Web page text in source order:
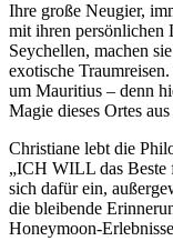
Ihre große Neugier,
mit ihren persönlichen
Seychellen, machen
exotische
um Mauritius – denn
Magie dieses Ortes
Christiane lebt die
„ICH WILL das Beste
sich dafür ein,
die bleibende
Honeymoon-